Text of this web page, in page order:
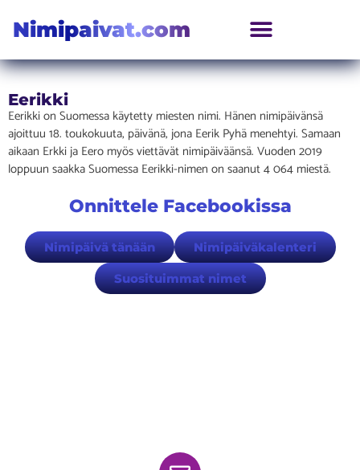
Nimipaivat.com
Eerikki
Eerikki on Suomessa käytetty miesten nimi. Hänen nimipäivänsä
ajoittuu 18. toukokuuta, päivänä, jona Eerik Pyhä menehtyi. Samaan
aikaan Erkki ja Eero myös viettävät nimipäiväänsä. Vuoden 2019
loppuun saakka Suomessa Eerikki-nimen on saanut 4 064 miestä.
Onnittele Facebookissa
Nimipäivä tänään Nimipäiväkalenteri
Suosituimmat nimet